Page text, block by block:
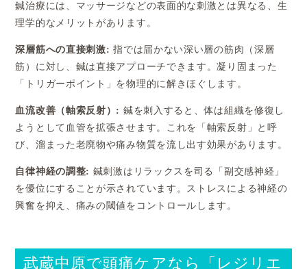
鍼治療には、マッサージなどの表面的な刺激とは異なる、生
理学的なメリットがあります。
深層筋への直接刺激: 指では届かない深い層の筋肉（深層
筋）に対し、鍼は直接アプローチできます。凝り固まった
「トリガーポイント」を物理的に解きほぐします。
血流改善（軸索反射）: 鍼を刺入すると、体は組織を修復し
ようとして血管を拡張させます。これを「軸索反射」と呼
び、溜まった老廃物や痛み物質を流し出す効果があります。
自律神経の調整: 鍼刺激はリラックスを司る「副交感神経」
を優位にすることが示されています。ストレスによる神経の
興奮を抑え、痛みの閾値をコントロールします。
武蔵中原で頭痛ケアなら「レジリエ